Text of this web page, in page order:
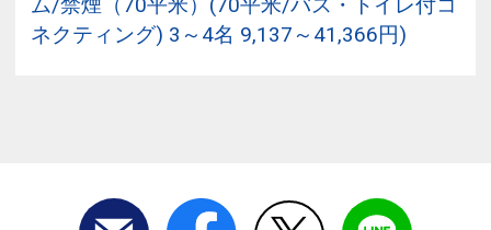
ネクティング) 3～4名 9,137～41,366円)